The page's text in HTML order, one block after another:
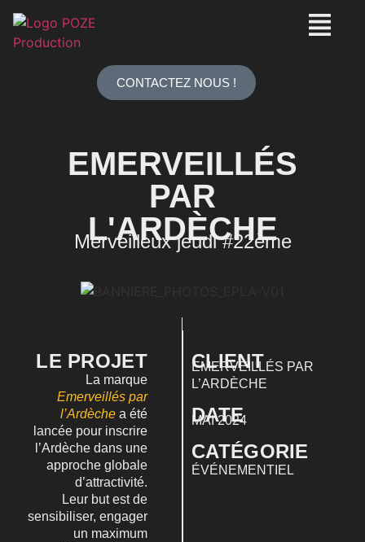
CONTACTEZ NOUS !
EMERVEILLÉS
PAR
L'ARDÈCHE
Merveilleux jeudi #22ème
LE PROJET
La marque
Emerveillés par
l’Ardèche a été
lancée pour inscrire
l’Ardèche dans une
approche globale
d’attractivité.
Leur but est de
sensibiliser, engager
un maximum
CLIENT
EMERVEILLÉS PAR
L’ARDÈCHE
DATE
MAI 2024
CATÉGORIE
ÉVÉNEMENTIEL